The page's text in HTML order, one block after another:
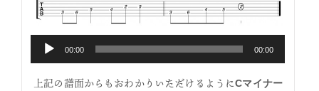
00:00 00:00
上記の譜面からもおわかりいただけるようにCマイナー